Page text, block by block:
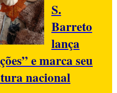
S.
Barreto
lança
e marca seu
nacional